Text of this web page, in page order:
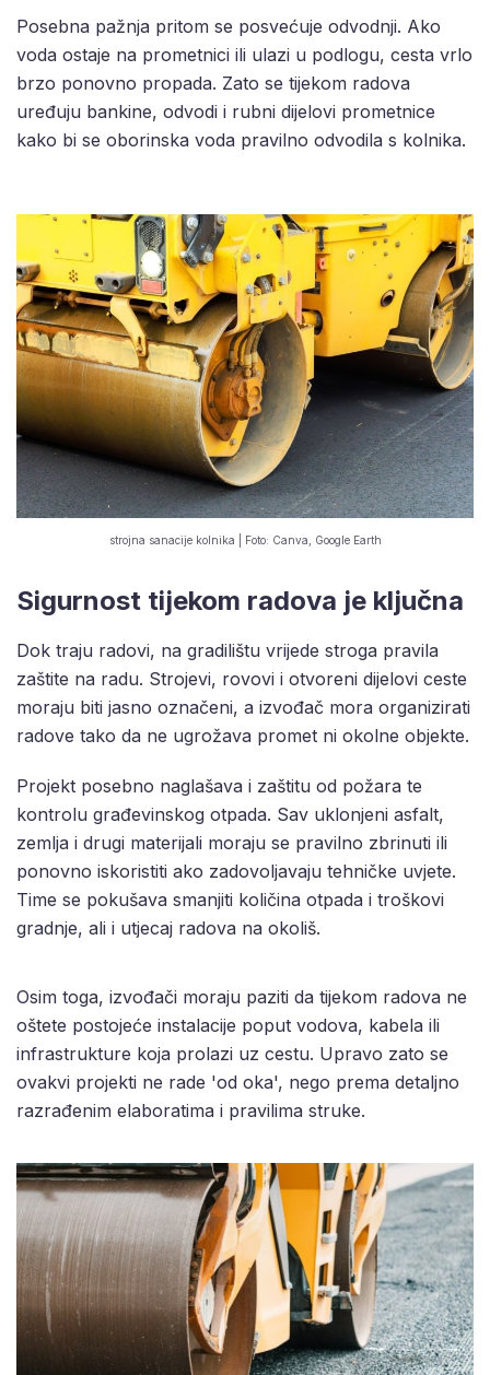
Posebna pažnja pritom se posvećuje odvodnji. Ako
voda ostaje na prometnici ili ulazi u podlogu, cesta vrlo
brzo ponovno propada. Zato se tijekom radova
uređuju bankine, odvodi i rubni dijelovi prometnice
kako bi se oborinska voda pravilno odvodila s kolnika.
strojna sanacije kolnika | Foto: Canva, Google Earth
Sigurnost tijekom radova je ključna
Dok traju radovi, na gradilištu vrijede stroga pravila
zaštite na radu. Strojevi, rovovi i otvoreni dijelovi ceste
moraju biti jasno označeni, a izvođač mora organizirati
radove tako da ne ugrožava promet ni okolne objekte.
Projekt posebno naglašava i zaštitu od požara te
kontrolu građevinskog otpada. Sav uklonjeni asfalt,
zemlja i drugi materijali moraju se pravilno zbrinuti ili
ponovno iskoristiti ako zadovoljavaju tehničke uvjete.
Time se pokušava smanjiti količina otpada i troškovi
gradnje, ali i utjecaj radova na okoliš.
Osim toga, izvođači moraju paziti da tijekom radova ne
oštete postojeće instalacije poput vodova, kabela ili
infrastrukture koja prolazi uz cestu. Upravo zato se
ovakvi projekti ne rade 'od oka', nego prema detaljno
razrađenim elaboratima i pravilima struke.